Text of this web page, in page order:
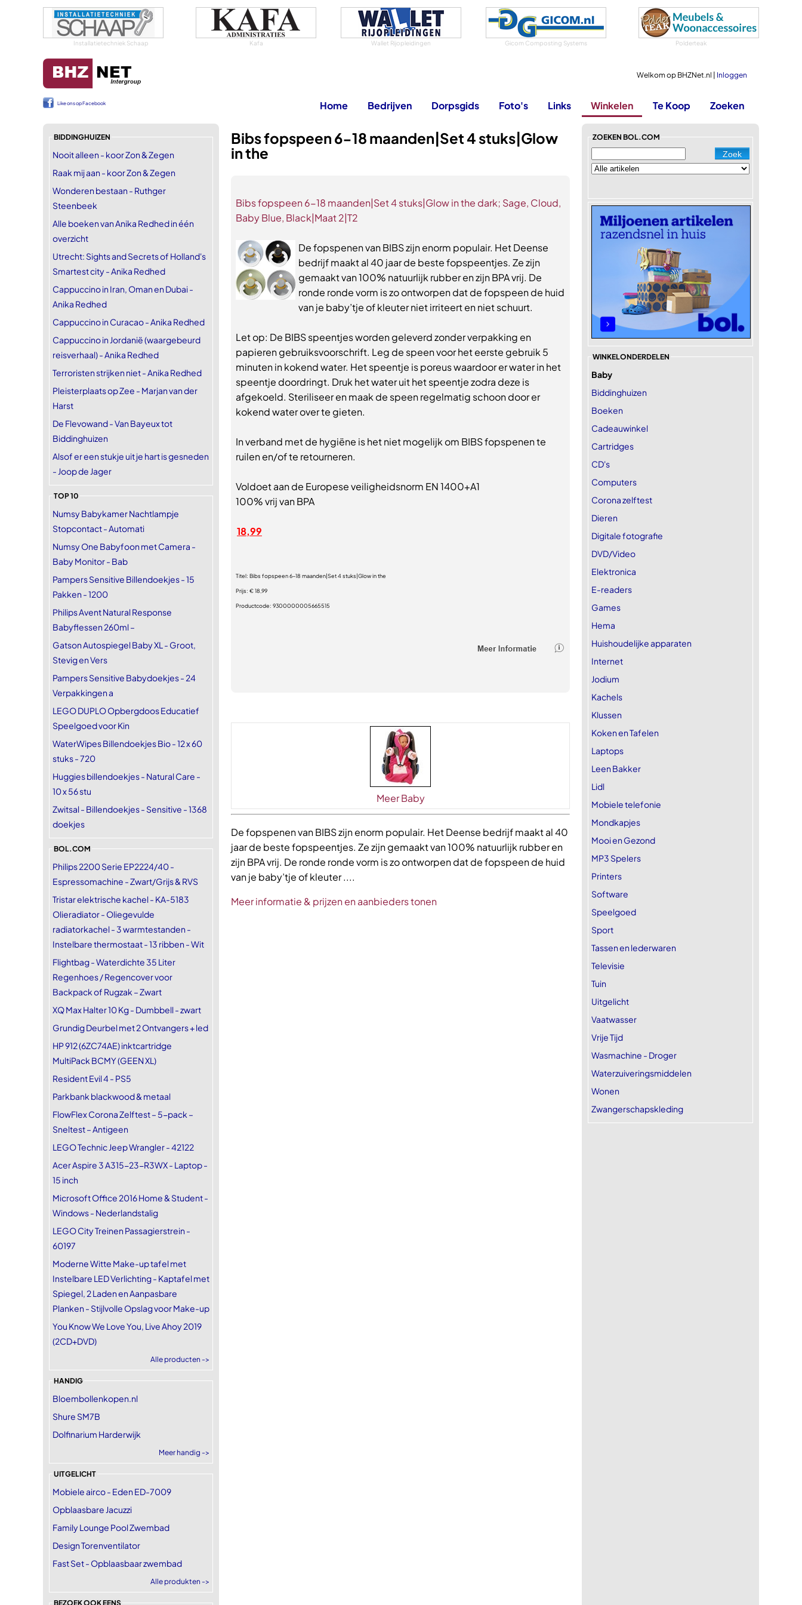
Installatietechniek Schaap Kafa Wallet Rijopleidingen Gicom Composting Systems Polderteak
Welkom op BHZNet.nl | Inloggen
Like ons op Facebook Home Bedrijven Dorpsgids Foto's Links Winkelen Te Koop Zoeken
BIDDINGHUIZEN
Nooit alleen - koor Zon & Zegen
Raak mij aan - koor Zon & Zegen
Wonderen bestaan - Ruthger
Steenbeek
Alle boeken van Anika Redhed in één
overzicht
Utrecht: Sights and Secrets of Holland's
Smartest city - Anika Redhed
Cappuccino in Iran, Oman en Dubai -
Anika Redhed
Cappuccino in Curacao - Anika Redhed
Cappuccino in Jordanië (waargebeurd
reisverhaal) - Anika Redhed
Terroristen strijken niet - Anika Redhed
Pleisterplaats op Zee - Marjan van der
Harst
De Flevowand - Van Bayeux tot
Biddinghuizen
Alsof er een stukje uit je hart is gesneden
- Joop de Jager
TOP 10
Numsy Babykamer Nachtlampje
Stopcontact - Automati
Numsy One Babyfoon met Camera -
Baby Monitor - Bab
Pampers Sensitive Billendoekjes - 15
Pakken - 1200
Philips Avent Natural Response
Babyflessen 260ml –
Gatson Autospiegel Baby XL - Groot,
Stevig en Vers
Pampers Sensitive Babydoekjes - 24
Verpakkingen a
LEGO DUPLO Opbergdoos Educatief
Speelgoed voor Kin
WaterWipes Billendoekjes Bio - 12 x 60
stuks - 720
Huggies billendoekjes - Natural Care -
10 x 56 stu
Zwitsal - Billendoekjes - Sensitive - 1368
doekjes
BOL.COM
Philips 2200 Serie EP2224/40 -
Espressomachine - Zwart/Grijs & RVS
Tristar elektrische kachel - KA-5183
Olieradiator - Oliegevulde
radiatorkachel - 3 warmtestanden -
Instelbare thermostaat - 13 ribben - Wit
Flightbag - Waterdichte 35 Liter
Regenhoes / Regencover voor
Backpack of Rugzak – Zwart
XQ Max Halter 10 Kg - Dumbbell - zwart
Grundig Deurbel met 2 Ontvangers + led
HP 912 (6ZC74AE) inktcartridge
MultiPack BCMY (GEEN XL)
Resident Evil 4 - PS5
Parkbank blackwood & metaal
FlowFlex Corona Zelftest – 5-pack –
Sneltest – Antigeen
LEGO Technic Jeep Wrangler - 42122
Acer Aspire 3 A315-23-R3WX - Laptop -
15 inch
Microsoft Office 2016 Home & Student -
Windows - Nederlandstalig
LEGO City Treinen Passagierstrein -
60197
Moderne Witte Make-up tafel met
Instelbare LED Verlichting - Kaptafel met
Spiegel, 2 Laden en Aanpasbare
Planken - Stijlvolle Opslag voor Make-up
You Know We Love You, Live Ahoy 2019
(2CD+DVD)
Alle producten ->
HANDIG
Bloembollenkopen.nl
Shure SM7B
Dolfinarium Harderwijk
Meer handig ->
UITGELICHT
Mobiele airco - Eden ED-7009
Opblaasbare Jacuzzi
Family Lounge Pool Zwembad
Design Torenventilator
Fast Set - Opblaasbaar zwembad
Alle produkten ->
BEZOEK OOK EENS
Bibs fopspeen 6-18 maanden|Set 4 stuks|Glow
in the
Bibs fopspeen 6-18 maanden|Set 4 stuks|Glow in the dark; Sage, Cloud,
Baby Blue, Black|Maat 2|T2
De fopspenen van BIBS zijn enorm populair. Het Deense
bedrijf maakt al 40 jaar de beste fopspeentjes. Ze zijn
gemaakt van 100% natuurlijk rubber en zijn BPA vrij. De
ronde ronde vorm is zo ontworpen dat de fopspeen de huid
van je baby’tje of kleuter niet irriteert en niet schuurt.
Let op: De BIBS speentjes worden geleverd zonder verpakking en
papieren gebruiksvoorschrift. Leg de speen voor het eerste gebruik 5
minuten in kokend water. Het speentje is poreus waardoor er water in het
speentje doordringt. Druk het water uit het speentje zodra deze is
afgekoeld. Steriliseer en maak de speen regelmatig schoon door er
kokend water over te gieten.
In verband met de hygiëne is het niet mogelijk om BIBS fopspenen te
ruilen en/of te retourneren.
Voldoet aan de Europese veiligheidsnorm EN 1400+A1
100% vrij van BPA
18,99
Titel: Bibs fopspeen 6-18 maanden|Set 4 stuks|Glow in the
Prijs: € 18,99
Productcode: 9300000005665515
Meer Baby
De fopspenen van BIBS zijn enorm populair. Het Deense bedrijf maakt al 40
jaar de beste fopspeentjes. Ze zijn gemaakt van 100% natuurlijk rubber en
zijn BPA vrij. De ronde ronde vorm is zo ontworpen dat de fopspeen de huid
van je baby’tje of kleuter ....
Meer informatie & prijzen en aanbieders tonen
ZOEKEN BOL.COM
WINKELONDERDELEN
Baby
Biddinghuizen
Boeken
Cadeauwinkel
Cartridges
CD's
Computers
Corona zelftest
Dieren
Digitale fotografie
DVD/Video
Elektronica
E-readers
Games
Hema
Huishoudelijke apparaten
Internet
Jodium
Kachels
Klussen
Koken en Tafelen
Laptops
Leen Bakker
Lidl
Mobiele telefonie
Mondkapjes
Mooi en Gezond
MP3 Spelers
Printers
Software
Speelgoed
Sport
Tassen en lederwaren
Televisie
Tuin
Uitgelicht
Vaatwasser
Vrije Tijd
Wasmachine - Droger
Waterzuiveringsmiddelen
Wonen
Zwangerschapskleding